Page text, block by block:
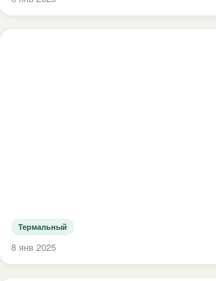
Термальный
8 янв 2025